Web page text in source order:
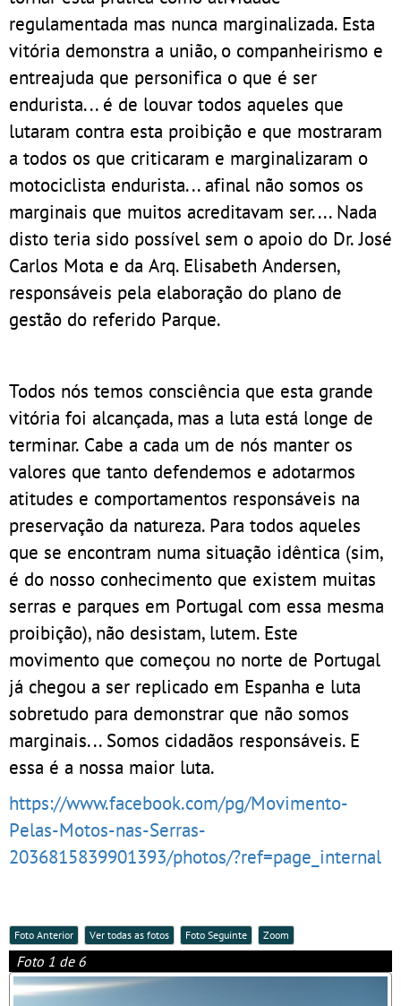
regulamentada mas nunca marginalizada. Esta
vitória demonstra a união, o companheirismo e
entreajuda que personifica o que é ser
endurista... é de louvar todos aqueles que
lutaram contra esta proibição e que mostraram
a todos os que criticaram e marginalizaram o
motociclista endurista... afinal não somos os
marginais que muitos acreditavam ser.... Nada
disto teria sido possível sem o apoio do Dr. José
Carlos Mota e da Arq. Elisabeth Andersen,
responsáveis pela elaboração do plano de
gestão do referido Parque.
Todos nós temos consciência que esta grande
vitória foi alcançada, mas a luta está longe de
terminar. Cabe a cada um de nós manter os
valores que tanto defendemos e adotarmos
atitudes e comportamentos responsáveis na
preservação da natureza. Para todos aqueles
que se encontram numa situação idêntica (sim,
é do nosso conhecimento que existem muitas
serras e parques em Portugal com essa mesma
proibição), não desistam, lutem. Este
movimento que começou no norte de Portugal
já chegou a ser replicado em Espanha e luta
sobretudo para demonstrar que não somos
marginais... Somos cidadãos responsáveis. E
essa é a nossa maior luta.
https://www.facebook.com/pg/Movimento-
Pelas-Motos-nas-Serras-
2036815839901393/photos/?ref=page_internal
Foto Anterior Ver todas as fotos Foto Seguinte Zoom
Foto 1 de 6